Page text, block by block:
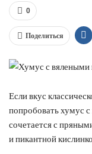
0
Поделиться
Если вкус
попробовать хумус
сочетается с
и пикантной